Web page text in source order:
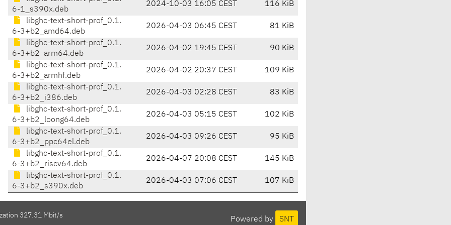
6-1_s390x.deb
2024-10-03 16:05 CEST 116 KiB
libghc-text-short-prof_0.1.
6-3+b2_amd64.deb
2026-04-03 06:45 CEST 81 KiB
libghc-text-short-prof_0.1.
6-3+b2_arm64.deb
2026-04-02 19:45 CEST 90 KiB
libghc-text-short-prof_0.1.
6-3+b2_armhf.deb
2026-04-02 20:37 CEST 109 KiB
libghc-text-short-prof_0.1.
6-3+b2_i386.deb
2026-04-03 02:28 CEST 83 KiB
libghc-text-short-prof_0.1.
6-3+b2_loong64.deb
2026-04-03 05:15 CEST 102 KiB
libghc-text-short-prof_0.1.
6-3+b2_ppc64el.deb
2026-04-03 09:26 CEST 95 KiB
libghc-text-short-prof_0.1.
6-3+b2_riscv64.deb
2026-04-07 20:08 CEST 145 KiB
libghc-text-short-prof_0.1.
6-3+b2_s390x.deb
2026-04-03 07:06 CEST 107 KiB
Powered by SNT
327.31 Mbit/s